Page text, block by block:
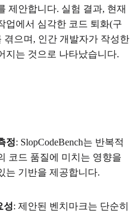
제안합니다. 실험 결과, 현재
업에서 심각한 코드 퇴화(구
겪으며, 인간 개발자가 작성한
지는 것으로 나타났습니다.
정: SlopCodeBench는 반복적
코드 품질에 미치는 영향을
는 기반을 제공합니다.
성: 제안된 벤치마크는 단순히